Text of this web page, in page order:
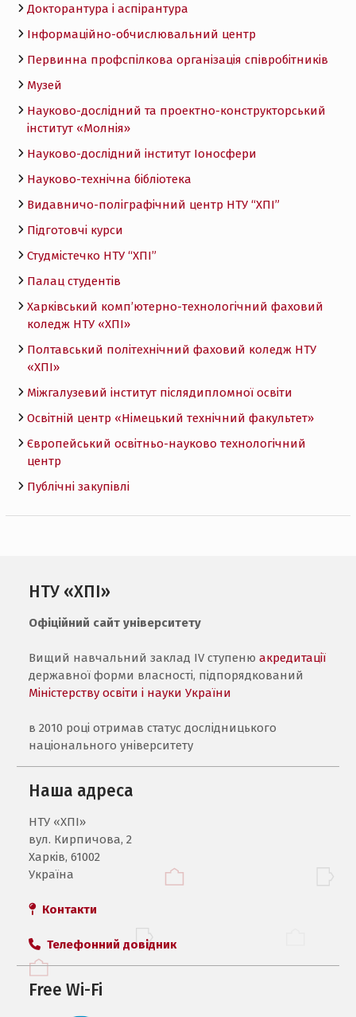
Докторантура і аспірантура
Інформаційно-обчислювальний центр
Первинна профспілкова організація співробітників
Музей
Науково-дослідний та проектно-конструкторський
інститут «Молнія»
Науково-дослідний інститут Іоносфери
Науково-технічна бібліотека
Видавничо-поліграфічний центр НТУ “ХПІ”
Підготовчі курси
Студмістечко НТУ “ХПІ”
Палац студентів
Харківський комп’ютерно-технологічний фаховий
коледж НТУ «ХПI»
Полтавський політехнічний фаховий коледж НТУ
«ХПI»
Міжгалузевий інститут післядипломної освіти
Освітній центр «Німецький технічний факультет»
Європейський освітньо-науково технологічний
центр
Публічні закупівлі
НТУ «ХПІ»
Офіційний сайт університету
Вищий навчальний заклад IV ступенюакредитації
державної форми власності, підпорядкований
Міністерству освіти і науки України
в 2010 році отримав статус дослідницького
національного університету
Наша адреса
НТУ «ХПI»
вул. Кирпичова, 2
Харків, 61002
Україна
Контакти
Телефонний довідник
Free Wi-Fi